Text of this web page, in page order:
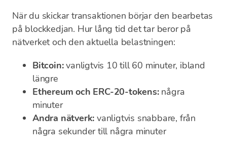
När du skickar transaktionen börjar den bearbetas
på blockkedjan. Hur lång tid det tar beror på
nätverket och den aktuella belastningen:
Bitcoin:vanligtvis 10 till 60 minuter, ibland
längre
Ethereum och ERC-20-tokens:några
minuter
Andra nätverk: vanligtvis snabbare, från
några sekunder till några minuter